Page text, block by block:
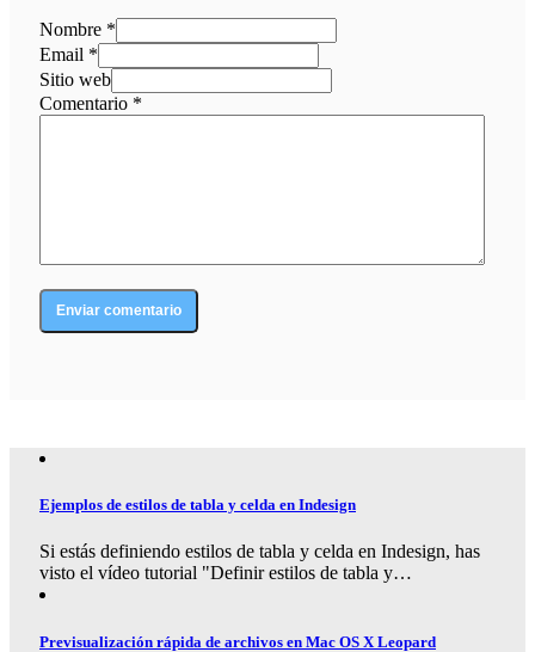
Nombre *
Email *
Sitio web
Comentario *
Ejemplos de estilos de tabla y celda en Indesign
Si estás definiendo estilos de tabla y celda en Indesign, has
visto el vídeo tutorial "Definir estilos de tabla y…
Previsualización rápida de archivos en Mac OS X Leopard